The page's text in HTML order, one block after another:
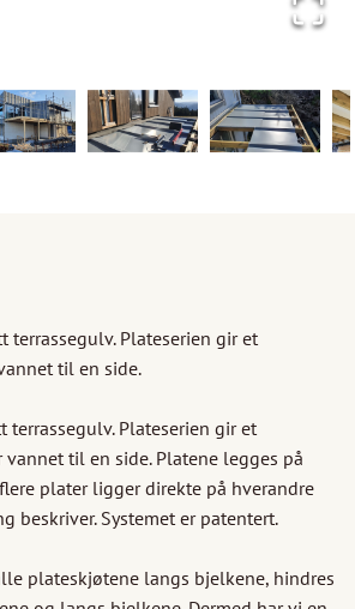
terrassegulv. Plateserien gir et
til en side.
terrassegulv. Plateserien gir et
til en side. Platene legges på
plater ligger direkte på hverandre
beskriver. Systemet er patentert.
plateskjøtene langs bjelkene, hindres